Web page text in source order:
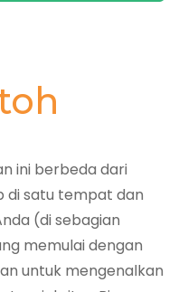
ini berbeda dari
di satu tempat dan
(di sebagian
memulai dengan
untuk mengenalkan